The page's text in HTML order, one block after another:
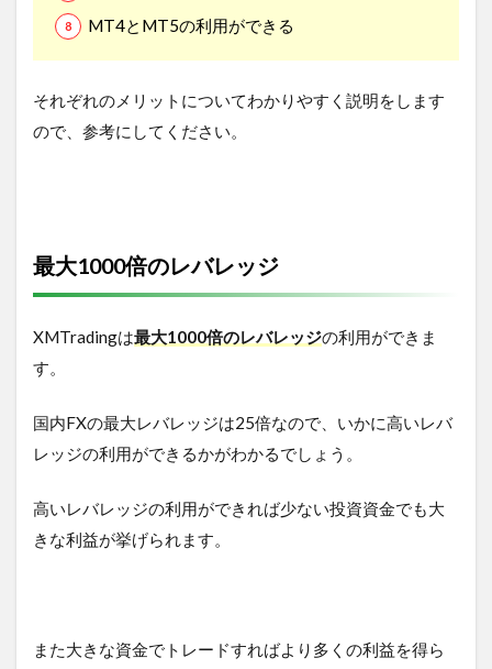
MT4とMT5の利用ができる
それぞれのメリットについてわかりやすく説明をします
ので、参考にしてください。
最大1000倍のレバレッジ
XMTradingは最大1000倍のレバレッジの利用ができま
す。
国内FXの最大レバレッジは25倍なので、いかに高いレバ
レッジの利用ができるかがわかるでしょう。
高いレバレッジの利用ができれば少ない投資資金でも大
きな利益が挙げられます。
また大きな資金でトレードすればより多くの利益を得ら